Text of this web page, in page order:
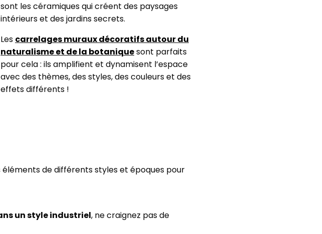
sont les céramiques qui créent des paysages
intérieurs et des jardins secrets.
Les carrelages muraux décoratifs autour du
naturalisme et de la botaniquesont parfaits
pour cela : ils amplifient et dynamisent l’espace
avec des thèmes, des styles, des couleurs et des
effets différents !
de différents styles et époques pour
un style industriel, ne craignez pas de